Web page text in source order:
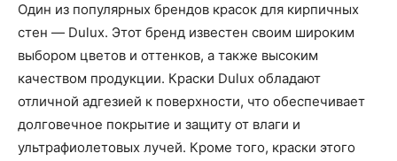
Один из популярных брендов красок для кирпичных
стен — Dulux. Этот бренд известен своим широким
выбором цветов и оттенков, а также высоким
качеством продукции. Краски Dulux обладают
отличной адгезией к поверхности, что обеспечивает
долговечное покрытие и защиту от влаги и
ультрафиолетовых лучей. Кроме того, краски этого